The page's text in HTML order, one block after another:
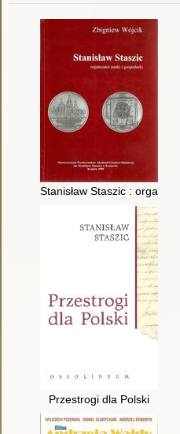
Stanisław Staszic :
Przestrogi dla Polski